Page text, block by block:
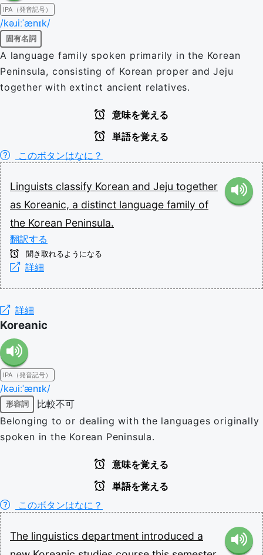
IPA（発音記号）
/kəɹiːˈænɪk/
固有名詞
A language family spoken primarily in the Korean
Peninsula, consisting of Korean proper and Jeju
together with extinct ancient relatives.
意味を覚える
単語を覚える
このボタンはなに？
Linguists classify Korean and Jeju together
as Koreanic, a distinct language family of
the Korean Peninsula.
翻訳する
聞き取れるようになる
詳細
詳細
Koreanic
IPA（発音記号）
/kəɹiːˈænɪk/
形容詞
比較不可
Belonging to or dealing with the languages originally
spoken in the Korean Peninsula.
意味を覚える
単語を覚える
このボタンはなに？
The linguistics department introduced a